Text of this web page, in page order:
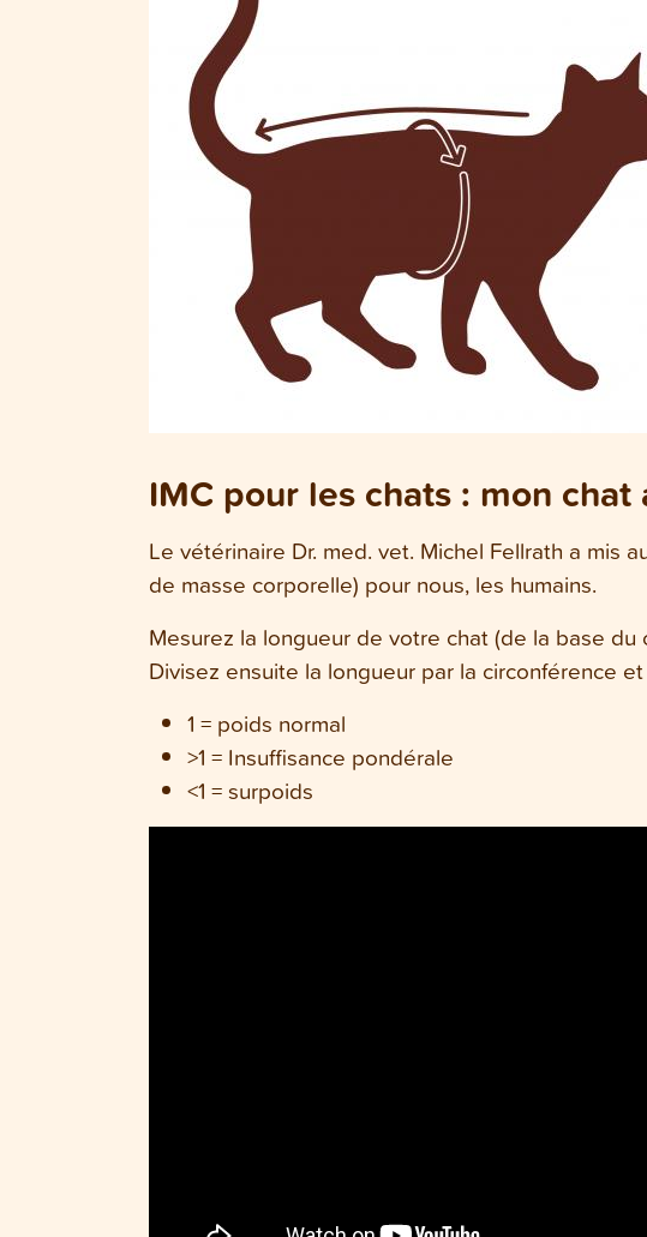
IMC pour les chats : mon
Le vétérinaire Dr. med. vet. Michel Fellrath a mis
de masse corporelle) pour nous, les humains.
Mesurez la longueur de votre chat (de la base
Divisez ensuite la longueur par la circonférence
1 = poids normal
>1 = Insuffisance pondérale
<1 = surpoids